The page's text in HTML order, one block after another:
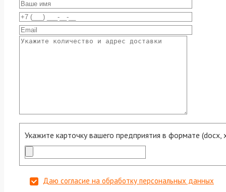
Укажите карточку вашего предприятия в формате (docx,
Даю согласие на обработку персональных данных